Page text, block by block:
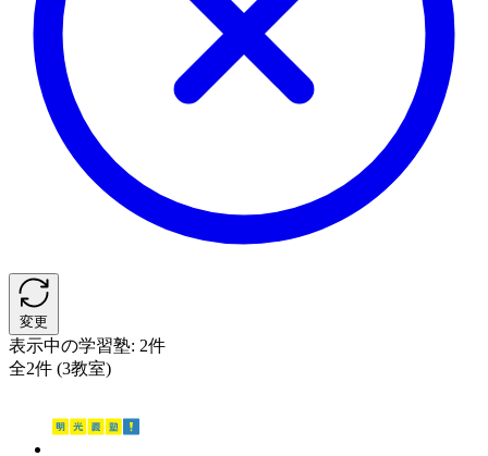
変更
表示中の学習塾: 2件
全2件 (3教室)